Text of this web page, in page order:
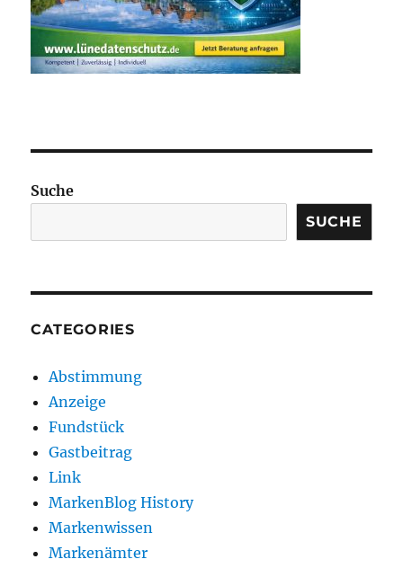
Suche
SUCHE
CATEGORIES
Abstimmung
Anzeige
Fundstück
Gastbeitrag
Link
MarkenBlog History
Markenwissen
Markenämter